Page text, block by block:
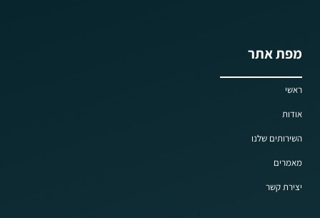
מפת אתר
ראשי
אודות
השירותים שלנו
מאמרים
יצירת קשר